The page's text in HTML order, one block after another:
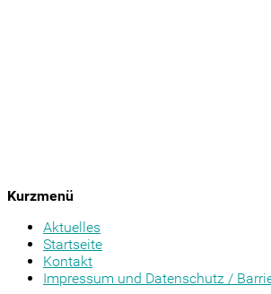
Kurzmenü
Aktuelles
Startseite
Kontakt
Impressum und Datenschutz /